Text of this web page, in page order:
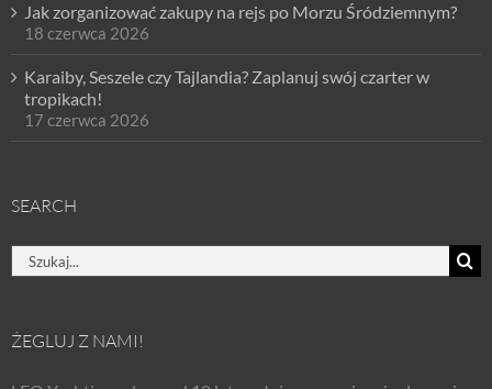
Jak zorganizować zakupy na rejs po Morzu Śródziemnym?
18 czerwca 2026
Karaiby, Seszele czy Tajlandia? Zaplanuj swój czarter w
tropikach!
17 czerwca 2026
SEARCH
Szukaj
ŻEGLUJ Z NAMI!